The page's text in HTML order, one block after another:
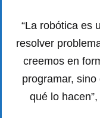
“La robótica es
resolver
creemos en
programar,
qué lo